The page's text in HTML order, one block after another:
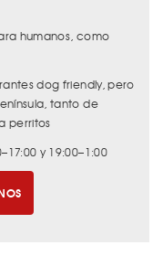
humanos, como
dog friendly, pero
tanto de
perritos
y 19:00–1:00